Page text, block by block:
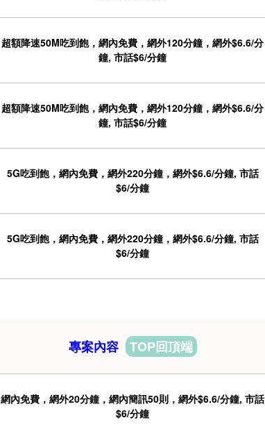
超額降速50M吃到飽，網內免費，網外120分鐘，網外$6.6/分
鐘, 市話$6/分鐘
超額降速50M吃到飽，網內免費，網外120分鐘，網外$6.6/分
鐘, 市話$6/分鐘
5G吃到飽，網內免費，網外220分鐘，網外$6.6/分鐘, 市話
$6/分鐘
5G吃到飽，網內免費，網外220分鐘，網外$6.6/分鐘, 市話
$6/分鐘
專案內容 TOP回頂端
網內免費，網外20分鐘，網內簡訊50則，網外$6.6/分鐘, 市話
$6/分鐘